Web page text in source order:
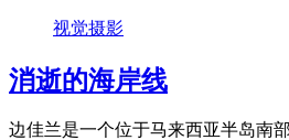
视觉摄影
消逝的海岸线
边佳兰是⼀个位于⻢来⻄亚半岛南